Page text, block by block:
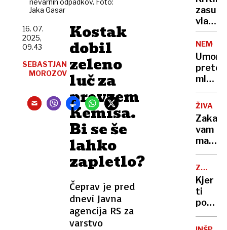
nevarnih odpadkov. Foto:
Jaka Gasar
Kostak
dobil
zeleno
luč za
prevzem
Kemisa.
Bi se še
lahko
zapletlo?
Čeprav je pred
dnevi Javna
agencija RS za
varstvo
16. 07.
2025,
09.43
SEBASTJAN
MOROZOV
četrto
poletje
brez
zasule
vladni
Gnili
v
škodo
Umor:
se je
utopil
v
štiri
ŽIVALI
Zakaj
vam
mačka
prinaša
svoj
plen?
Ne,
ni
darilo.
Kjer
ti
tudi
z